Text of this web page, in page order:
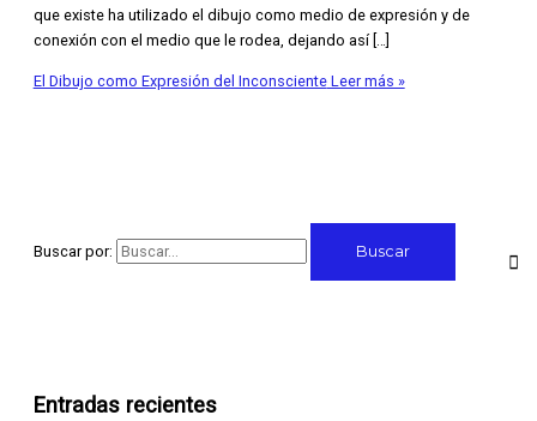
que existe ha utilizado el dibujo como medio de expresión y de
conexión con el medio que le rodea, dejando así […]
El Dibujo como Expresión del InconscienteLeer más »
Buscar por:
Entradas recientes